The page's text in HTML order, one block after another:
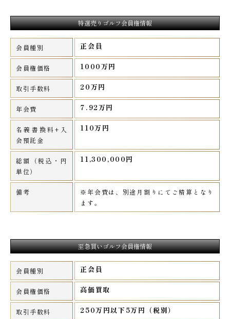
特選売りゴルフ会員権情報
会員種別 正会員
会員権価格 1000万円
取引手数料 20万円
年会費 7.92万円
名義書換料+入
会預託金
110万円
総額（税込・円
単位）
11,300,000円
備考
※年会費は、別途月割りにてご精算となり
ます。
至急買いゴルフ会員権情報
会員種別 正会員
会員権価格 高価買取
取引手数料 250万円以下5万円（税別）